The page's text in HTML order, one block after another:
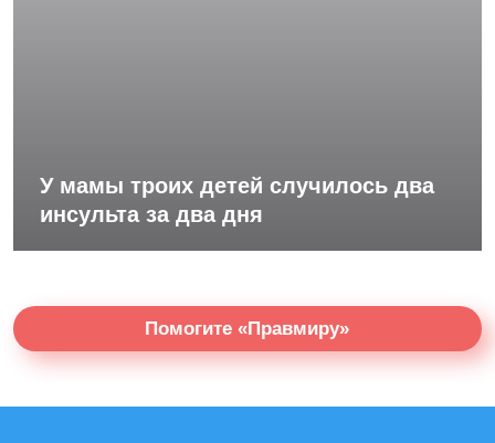
У мамы троих детей случилось два
инсульта за два дня
Помогите «Правмиру»